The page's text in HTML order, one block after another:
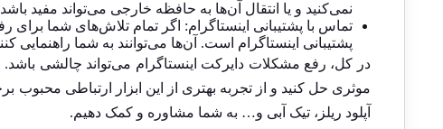
نمی‌کنید و یا انتقال آن‌ها به حافظه خارجی می‌تواند مفید
تماس با پشتیبانی اینستاگرام: اگر تمام تلاش‌های شما برای
پشتیبانی اینستاگرام است. آن‌ها می‌توانند به شما
در کل، رفع مشکلات دایرکت اینستاگرام می‌تواند چالشی باشد.
موثری حل کنید و از تجربه بهتری از این ابزار ارتباطی محبوب
آپلود ریلز،تیک آبی و… به شما مشاوره و کمک دهیم.